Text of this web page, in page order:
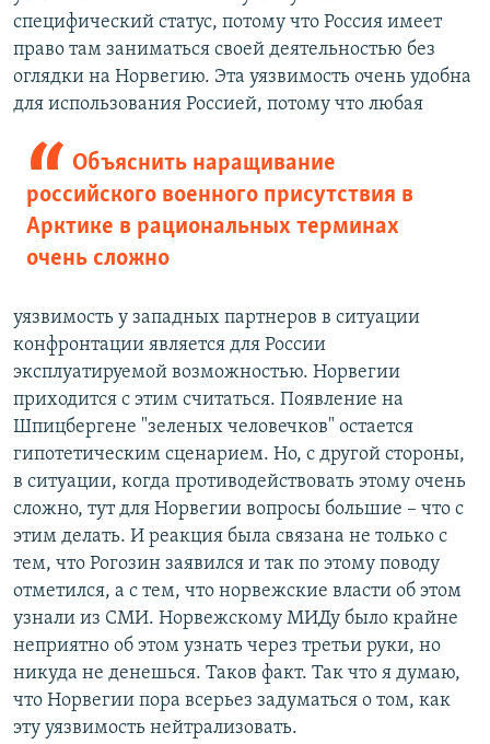
специфический статус, потому что Россия имеет
право там заниматься своей деятельностью без
оглядки на Норвегию. Эта уязвимость очень удобна
для использования Россией, потому что любая
Объяснить наращивание
российского военного присутствия в
Арктике в рациональных терминах
очень сложно
уязвимость у западных партнеров в ситуации
конфронтации является для России
эксплуатируемой возможностью. Норвегии
приходится с этим считаться. Появление на
Шпицбергене "зеленых человечков" остается
гипотетическим сценарием. Но, с другой стороны,
в ситуации, когда противодействовать этому очень
сложно, тут для Норвегии вопросы большие – что с
этим делать. И реакция была связана не только с
тем, что Рогозин заявился и так по этому поводу
отметился, а с тем, что норвежские власти об этом
узнали из СМИ. Норвежскому МИДу было крайне
неприятно об этом узнать через третьи руки, но
никуда не денешься. Таков факт. Так что я думаю,
что Норвегии пора всерьез задуматься о том, как
эту уязвимость нейтрализовать.